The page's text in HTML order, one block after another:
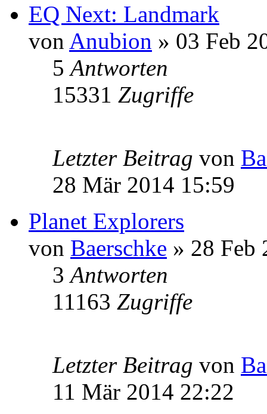
EQ Next: Landmark
von Anubion » 03 Feb
5Antworten
15331 Zugriffe
Letzter Beitrag von
28 Mär 2014 15:59
Planet Explorers
von Baerschke » 28 Feb
3Antworten
11163 Zugriffe
Letzter Beitrag von
11 Mär 2014 22:22